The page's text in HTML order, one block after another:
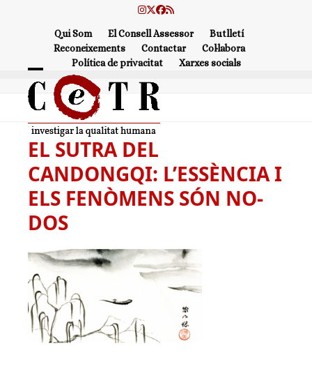
Instagram
Twitter
Facebook
RSS
Qui Som El Consell Assessor
Butlletí
Reconeixements
Contactar
Col·labora
Política de privacitat
Xarxes socials
Open
mobile
menu
Close
mobile
menu
EL SUTRA DEL
CANDONGQI: L’ESSÈNCIA I
ELS FENÒMENS SÓN NO-
DOS